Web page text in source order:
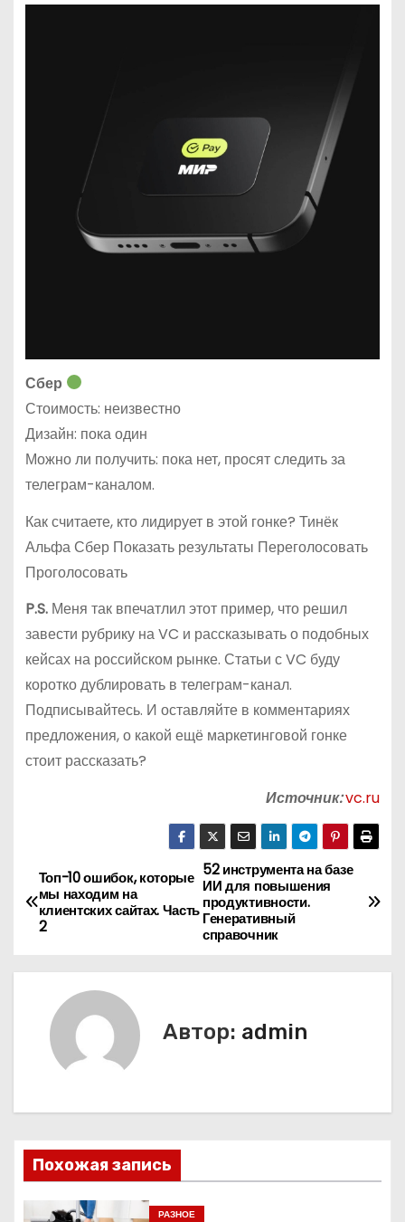
Сбер
Стоимость: неизвестно
Дизайн: пока один
Можно ли получить: пока нет, просят следить за
телеграм-каналом.
Как считаете, кто лидирует в этой гонке? Тинёк
Альфа Сбер Показать результаты Переголосовать
Проголосовать
P.S.Меня так впечатлил этот пример, что решил
завести рубрику на VC и рассказывать о подобных
кейсах на российском рынке. Статьи с VC буду
коротко дублировать в телеграм-канал.
Подписывайтесь. И оставляйте в комментариях
предложения, о какой ещё маркетинговой гонке
стоит рассказать?
Источник:vc.ru
Н
а
ц
и
я
52 инструмента на базе
ИИ для повышения
продуктивности.
Генеративный
справочник
Топ-10 ошибок, которые
мы находим на
клиентских сайтах. Часть
2
Автор: admin
Похожая запись
РАЗНОЕ